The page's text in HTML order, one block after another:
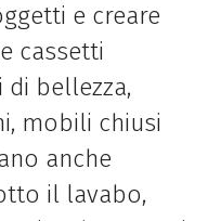
e creare
cassetti
bellezza,
mobili chiusi
anche
il lavabo,